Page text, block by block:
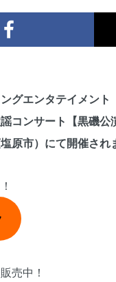
グエンタテイメン
コンサート【黒磯
原市）にて開催され
売中！